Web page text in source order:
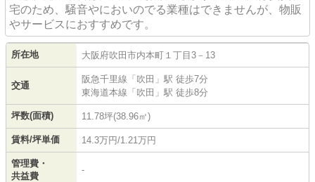
宅のため、騒音やにおいのでる業種はできませんが、物販
やサービスにおすすめです。
所在地 大阪府吹田市内本町 １丁目3－13
交通
阪急千里線 「 吹田 」駅 徒歩7分
東海道本線 「 吹田 」駅 徒歩8分
坪数(面積) 11.78坪(38.96㎡)
賃料/坪単価 14.3万円/1.21万円
管理費・
共益費
-